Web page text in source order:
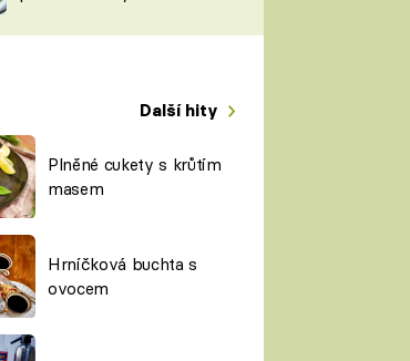
Další hity
Plněné cukety s krůtím
masem
Hrníčková buchta s
ovocem